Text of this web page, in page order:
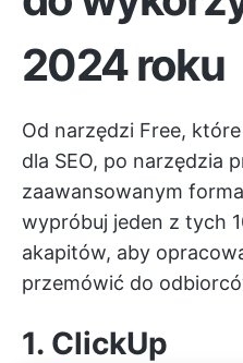
2024 roku
Od narzędzi Free,
dla SEO, po narzędzia
zaawansowanym
wypróbuj jeden z tych
akapitów, aby
przemówić do
1. ClickUp